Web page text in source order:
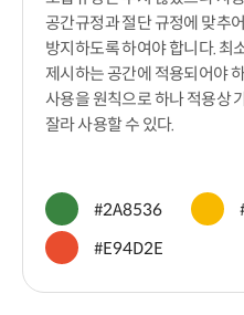
공간규정과 절단 규정에 맞추
방지하도록 하여야 합니다. 최
제시하는 공간에 적용되어야
사용을 원칙으로 하나 적용상
잘라 사용할 수 있다.
#2A8536
#E94D2E